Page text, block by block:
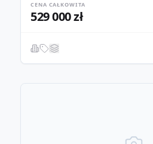
CENA CAŁKOWITA
529 000 zł